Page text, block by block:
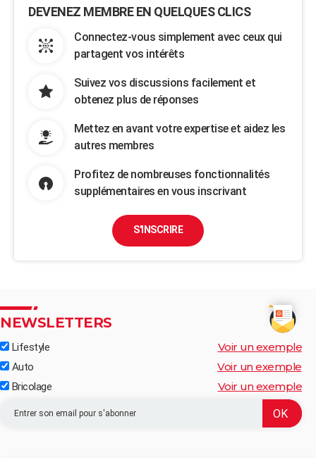
DEVENEZ MEMBRE EN QUELQUES CLICS
Connectez-vous simplement avec ceux qui
partagent vos intérêts
Suivez vos discussions facilement et
obtenez plus de réponses
Mettez en avant votre expertise et aidez les
autres membres
Profitez de nombreuses fonctionnalités
supplémentaires en vous inscrivant
S'INSCRIRE
NEWSLETTERS
Lifestyle Voir un exemple
Auto Voir un exemple
Bricolage Voir un exemple